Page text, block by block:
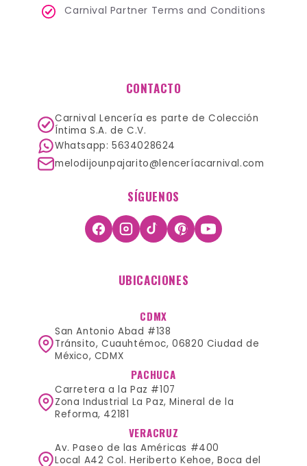
Carnival Partner Terms and Conditions
CONTACTO
Carnival Lencería es parte de Colección
Íntima S.A. de C.V.
Whatsapp: 5634028624
melodijounpajarito@lenceríacarnival.com
SÍGUENOS
UBICACIONES
CDMX
San Antonio Abad #138
Tránsito, Cuauhtémoc, 06820 Ciudad de
México, CDMX
PACHUCA
Carretera a la Paz #107
Zona Industrial La Paz, Mineral de la
Reforma, 42181
VERACRUZ
Av. Paseo de las Américas #400
Local A42 Col. Heriberto Kehoe, Boca del